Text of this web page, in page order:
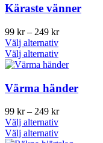
flera
varianter.
De
olika
alternativen
kan
väljas
på
produktsidan
har
flera
varianter.
De
olika
alternativen
kan
väljas
på
Käraste vänner
99 kr – 249 krPrisintervall:
249 kr
Välj alternativDen
här
produkten
flera
varianter.
De
olika
alternativen
kan
Välj alternativDen
här
har
flera
varianter.
De
olika
alternativen
Värma händer
99 kr – 249 krPrisintervall:
Välj alternativDen
här
Välj alternativDen